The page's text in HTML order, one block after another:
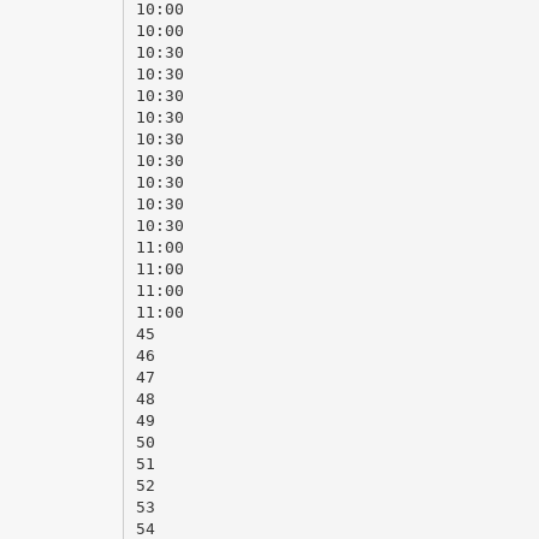
10:00
10:00
10:30
10:30
10:30
10:30
10:30
10:30
10:30
10:30
10:30
11:00
11:00
11:00
11:00
45
46
47
48
49
50
51
52
53
54